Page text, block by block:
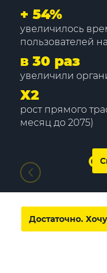
+ 54%
увеличилось
пользователей
в 30 раз
увеличили
Х2
рост прямого
месяц до 2075)
Достаточно.